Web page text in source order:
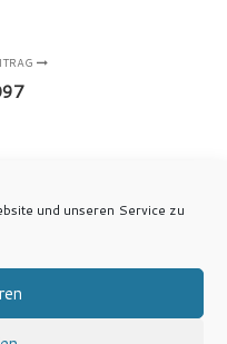
und unseren Service zu